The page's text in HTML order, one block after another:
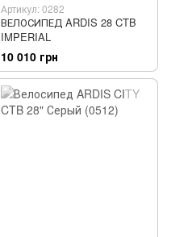
Артикул: 0282
ВЕЛОСИПЕД ARDIS 28 CTB
IMPERIAL
10 010 грн